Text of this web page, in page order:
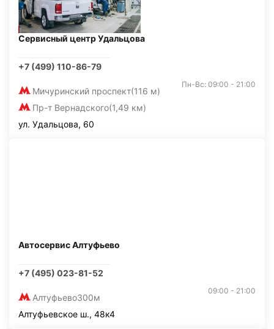
Сервисный центр Удальцова
+7 (499) 110-86-79
Мичуринский проспект(116 м)
Пр-т Вернадского(1,49 км)
Пн-Вс: 09:00 - 21:00
ул. Удальцова, 60
Автосервис Алтуфьево
+7 (495) 023-81-52
Алтуфьево300м
09:00 - 21:00
Алтуфьевское ш., 48к4